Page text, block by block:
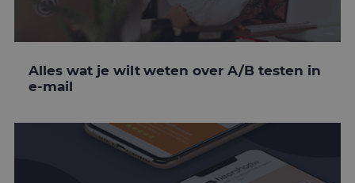
Alles wat je wilt weten over A/B testen in
e-mail